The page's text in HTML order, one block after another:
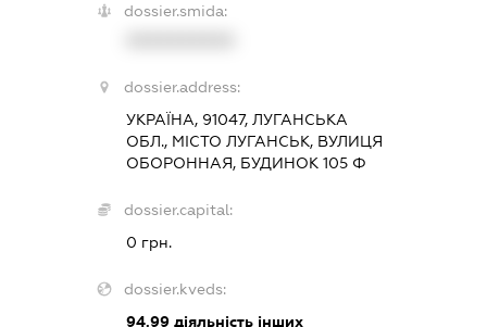
dossier.smida:
dossier.address:
УКРАЇНА, 91047, ЛУГАНСЬКА
ОБЛ., МІСТО ЛУГАНСЬК, ВУЛИЦЯ
ОБОРОННАЯ, БУДИНОК 105 Ф
dossier.capital:
0 грн.
dossier.kveds:
94.99діяльність інших